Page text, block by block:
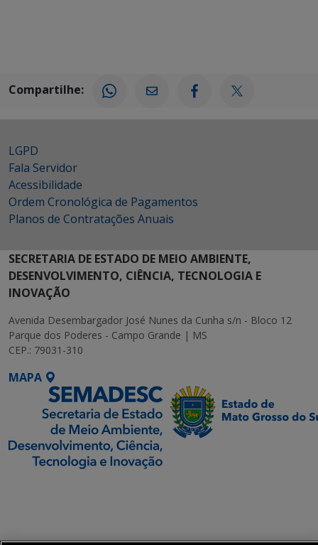
Compartilhe:
LGPD
Fala Servidor
Acessibilidade
Ordem Cronológica de Pagamentos
Planos de Contratações Anuais
SECRETARIA DE ESTADO DE MEIO AMBIENTE,
DESENVOLVIMENTO, CIÊNCIA, TECNOLOGIA E
INOVAÇÃO
Avenida Desembargador José Nunes da Cunha s/n - Bloco 12
Parque dos Poderes - Campo Grande | MS
CEP.: 79031-310
MAPA